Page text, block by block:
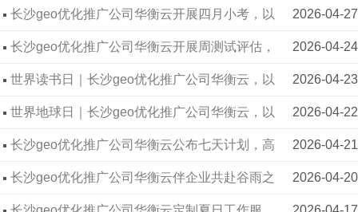
出行攻略，安全出行更安心 2026-04-27
长沙geo优化推广公司华衡云开展四月小考，以
考促学强专业提效能 2026-04-24
长沙geo优化推广公司华衡云开展周测试评估，
凝心聚力提效成长 2026-04-23
世界读书日｜长沙geo优化推广公司华衡云，以
阅读赋能推广初心 2026-04-22
世界地球日｜长沙geo优化推广公司华衡云，以
数字力量传递绿色理念 2026-04-21
长沙geo优化推广公司华衡云公布七天计划，高
效备战五一假期 2026-04-20
长沙geo优化推广公司华衡云伴企业共赴谷雨之
2026-04-17
长沙geo优化推广公司华衡云定制夏日工作服